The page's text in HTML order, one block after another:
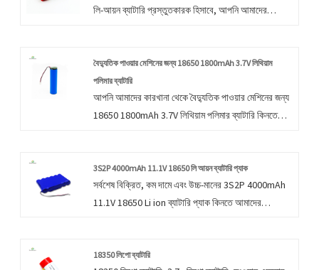
লি-আয়ন ব্যাটারি প্রস্তুতকারক হিসাবে, আপনি আমাদের
সেরা বিক্রয়োত্তর পরিষেবা এবং অফার করব। সময়মত
ডেলিভারি। আমরা আমাদের নিজস্ব প্রচেষ্টার মাধ্যমে গ্রাহকদের
সন্তোষজনক পণ্য এবং পরিষেবা প্রদান করার চেষ্টা করি।
বৈদ্যুতিক পাওয়ার মেশিনের জন্য 18650 1800mAh 3.7V লিথিয়াম
পলিমার ব্যাটারি
আপনি আমাদের কারখানা থেকে বৈদ্যুতিক পাওয়ার মেশিনের জন্য
18650 1800mAh 3.7V লিথিয়াম পলিমার ব্যাটারি কিনতে
3S2P 4000mAh 11.1V 18650 লি আয়ন ব্যাটারি প্যাক
সর্বশেষ বিক্রিত, কম দামে এবং উচ্চ-মানের 3S2P 4000mAh
11.1V 18650 Li ion ব্যাটারি প্যাক কিনতে আমাদের
অভিজ্ঞতার মূল্য যোগ করার জন্য আমরা যা করতে পারি তা করি,
18350 লিপো ব্যাটারি